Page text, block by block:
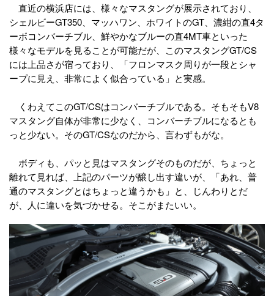
直近の横浜店には、様々なマスタングが展示されており、
シェルビーGT350、マッハワン、ホワイトのGT、濃紺の直4タ
ーボコンバーチブル、鮮やかなブルーの直4MT車といった
様々なモデルを見ることが可能だが、このマスタングGT/CS
には上品さが宿っており、「フロンマスク周りが一段とシャ
ープに見え、非常によく似合っている」と実感。
くわえてこのGT/CSはコンバーチブルである。そもそもV8
マスタング自体が非常に少なく、コンバーチブルになるとも
っと少ない。そのGT/CSなのだから、言わずもがな。
ボディも、パッと見はマスタングそのものだが、ちょっと
離れて見れば、上記のパーツが醸し出す違いが、「あれ、普
通のマスタングとはちょっと違うかも」と、じんわりとだ
が、人に違いを気づかせる。そこがまたいい。